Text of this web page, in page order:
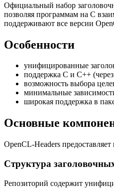
Официальный набор
позволяя программам на C
поддерживают все версии
Особенности
унифицированные
поддержка C и C++
возможность выбора
минимальные
широкая поддержка в
Основные
OpenCL-Headers
Структура
Репозиторий содержит